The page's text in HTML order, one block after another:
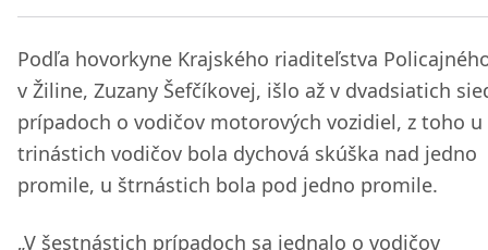
Podľa hovorkyne Krajského riaditeľstva
v Žiline, Zuzany Šefčíkovej, išlo až v dvadsiatich
prípadoch o vodičov motorových vozidiel, z toho u
trinástich vodičov bola dychová skúška nad jedno
promile, u štrnástich bola pod jedno promile.
„V šestnástich prípadoch sa jednalo o vodičov